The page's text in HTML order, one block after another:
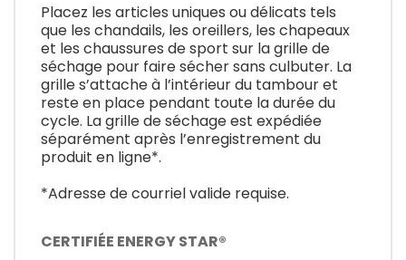
Placez les articles uniques ou délicats tels
que les chandails, les oreillers, les chapeaux
et les chaussures de sport sur la grille de
séchage pour faire sécher sans culbuter. La
grille s’attache à l’intérieur du tambour et
reste en place pendant toute la durée du
cycle. La grille de séchage est expédiée
séparément après l’enregistrement du
produit en ligne*.
*Adresse de courriel valide requise.
CERTIFIÉE ENERGY STAR®